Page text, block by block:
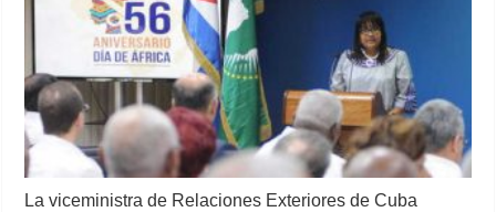
La viceministra de Relaciones Exteriores de Cuba